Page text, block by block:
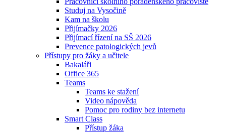
Studuj na Vysočině
Kam na školu
Přijímačky 2026
Přijímací řízení na SŠ 2026
Prevence patologických jevů
Přístupy pro žáky a učitele
Bakaláři
Office 365
Teams
Teams ke stažení
Video nápověda
Pomoc pro rodiny bez internetu
Smart Class
Přístup žáka